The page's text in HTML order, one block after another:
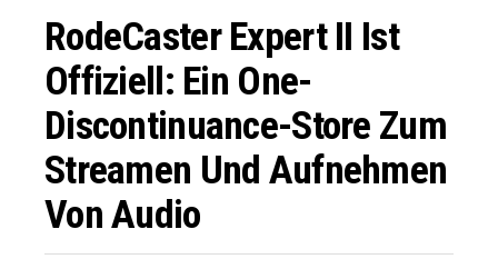
RodeCaster Expert II Ist
Offiziell: Ein One-
Discontinuance-Store Zum
Streamen Und Aufnehmen
Von Audio